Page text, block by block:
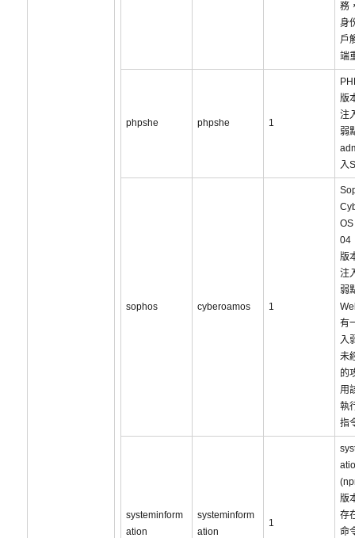
務
身
戶
端
phpshe phpshe 1
版
注
弱
入
sophos cyberoamos 1
04
版
注
弱
有
入
未
的
用
執
指
systeminform
ation
systeminform
ation
1
版
存
命